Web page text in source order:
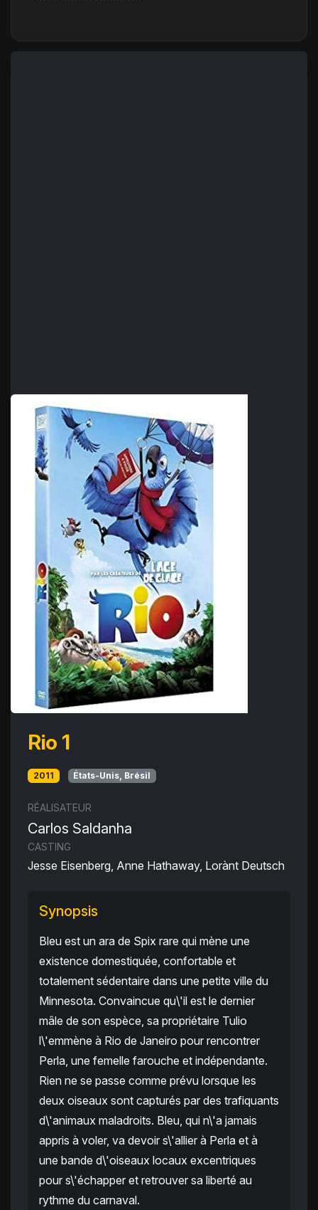
Rio 1
2011 États-Unis, Brésil
RÉALISATEUR
Carlos Saldanha
CASTING
Jesse Eisenberg, Anne Hathaway, Lorànt Deutsch
Synopsis
Bleu est un ara de Spix rare qui mène une
existence domestiquée, confortable et
totalement sédentaire dans une petite ville du
Minnesota. Convaincue qu\'il est le dernier
mâle de son espèce, sa propriétaire Tulio
l\'emmène à Rio de Janeiro pour rencontrer
Perla, une femelle farouche et indépendante.
Rien ne se passe comme prévu lorsque les
deux oiseaux sont capturés par des trafiquants
d\'animaux maladroits. Bleu, qui n\'a jamais
appris à voler, va devoir s\'allier à Perla et à
une bande d\'oiseaux locaux excentriques
pour s\'échapper et retrouver sa liberté au
rythme du carnaval.